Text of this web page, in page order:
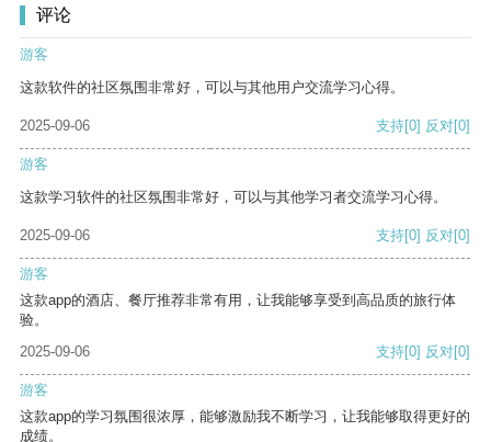
评论
游客
这款软件的社区氛围非常好，可以与其他用户交流学习心得。
2025-09-06 支持[0] 反对[0]
游客
这款学习软件的社区氛围非常好，可以与其他学习者交流学习心得。
2025-09-06 支持[0] 反对[0]
游客
这款app的酒店、餐厅推荐非常有用，让我能够享受到高品质的旅行体
验。
2025-09-06
支持[0] 反对[0]
游客
这款app的学习氛围很浓厚，能够激励我不断学习，让我能够取得更好的
成绩。